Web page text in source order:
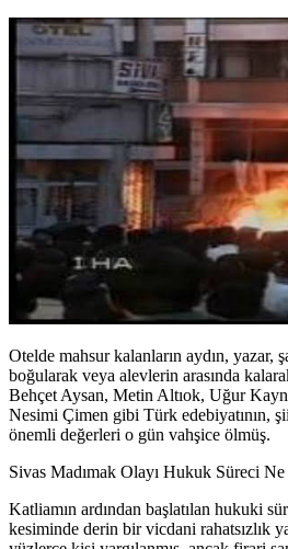
Otelde mahsur kalanların aydın, yazar,
boğularak veya alevlerin arasında
Behçet Aysan, Metin Altıok, Uğur
Nesimi Çimen gibi Türk edebiyatının,
önemli değerleri o gün vahşice ölmüş.
Sivas Madımak Olayı Hukuk Süreci
Katliamın ardından başlatılan hukuki
kesiminde derin bir vicdani rahatsızlık